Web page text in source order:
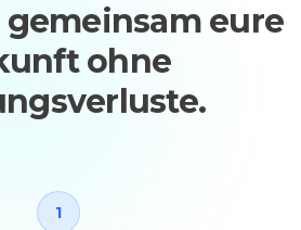
eure
ohne
1